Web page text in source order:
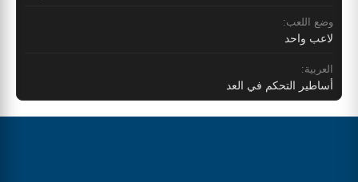
وضع اللعب:
لاعب واحد
العربية:
أساطير التحكم في العد